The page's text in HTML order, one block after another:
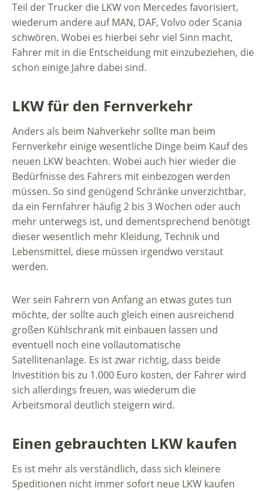
Teil der Trucker die LKW von Mercedes favorisiert,
wiederum andere auf MAN, DAF, Volvo oder Scania
schwören. Wobei es hierbei sehr viel Sinn macht,
Fahrer mit in die Entscheidung mit einzubeziehen, die
schon einige Jahre dabei sind.
LKW für den Fernverkehr
Anders als beim Nahverkehr sollte man beim
Fernverkehr einige wesentliche Dinge beim Kauf des
neuen LKW beachten. Wobei auch hier wieder die
Bedürfnisse des Fahrers mit einbezogen werden
müssen. So sind genügend Schränke unverzichtbar,
da ein Fernfahrer häufig 2 bis 3 Wochen oder auch
mehr unterwegs ist, und dementsprechend benötigt
dieser wesentlich mehr Kleidung, Technik und
Lebensmittel, diese müssen irgendwo verstaut
werden.
Wer sein Fahrern von Anfang an etwas gutes tun
möchte, der sollte auch gleich einen ausreichend
großen Kühlschrank mit einbauen lassen und
eventuell noch eine vollautomatische
Satellitenanlage. Es ist zwar richtig, dass beide
Investition bis zu 1.000 Euro kosten, der Fahrer wird
sich allerdings freuen, was wiederum die
Arbeitsmoral deutlich steigern wird.
Einen gebrauchten LKW kaufen
Es ist mehr als verständlich, dass sich kleinere
Speditionen nicht immer sofort neue LKW kaufen